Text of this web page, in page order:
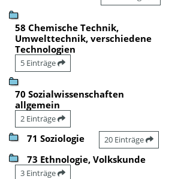
58 Chemische Technik,
Umwelttechnik, verschiedene
Technologien
5 Einträge
70 Sozialwissenschaften
allgemein
2 Einträge
71 Soziologie 20 Einträge
73 Ethnologie, Volkskunde
3 Einträge